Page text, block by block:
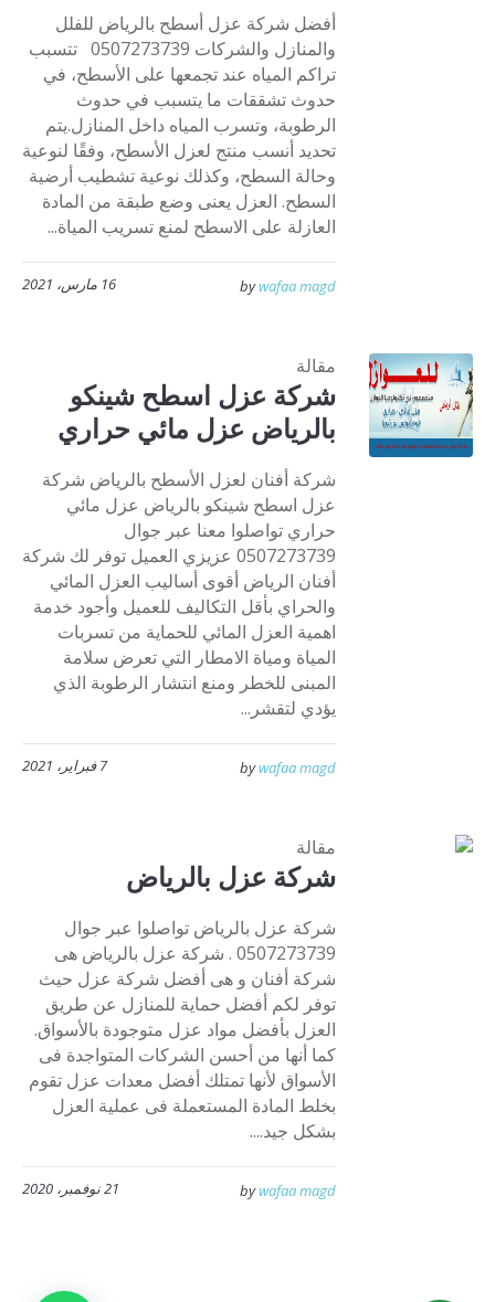
أفضل شركة عزل أسطح بالرياض للفلل
والمنازل والشركات 0507273739 تتسبب
تراكم المياه عند تجمعها على الأسطح، في
حدوث تشققات ما يتسبب في حدوث
الرطوبة، وتسرب المياه داخل المنازل.يتم
تحديد أنسب منتج لعزل الأسطح، وفقًا لنوعية
وحالة السطح، وكذلك نوعية تشطيب أرضية
السطح. العزل يعنى وضع طبقة من المادة
العازلة على الاسطح لمنع تسريب المياة...
16 مارس، 2021 bywafaa magd
مقالة
شركة عزل اسطح شينكو
بالرياض عزل مائي حراري
شركة أفنان لعزل الأسطح بالرياض شركة
عزل اسطح شينكو بالرياض عزل مائي
حراري تواصلوا معنا عبر جوال
0507273739 عزيزي العميل توفر لك شركة
أفنان الرياض أقوى أساليب العزل المائي
والحراي بأقل التكاليف للعميل وأجود خدمة
اهمية العزل المائي للحماية من تسربات
المياة ومياة الامطار التي تعرض سلامة
المبنى للخطر ومنع انتشار الرطوبة الذي
يؤدي لتقشر...
7 فبراير، 2021 bywafaa magd
مقالة
شركة عزل بالرياض
شركة عزل بالرياض تواصلوا عبر جوال
0507273739 . شركة عزل بالرياض هى
شركة أفنان و هى أفضل شركة عزل حيث
توفر لكم أفضل حماية للمنازل عن طريق
العزل بأفضل مواد عزل متوجودة بالأسواق.
كما أنها من أحسن الشركات المتواجدة فى
الأسواق لأنها تمتلك أفضل معدات عزل تقوم
بخلط المادة المستعملة فى عملية العزل
بشكل جيد....
21 نوفمبر، 2020 bywafaa magd